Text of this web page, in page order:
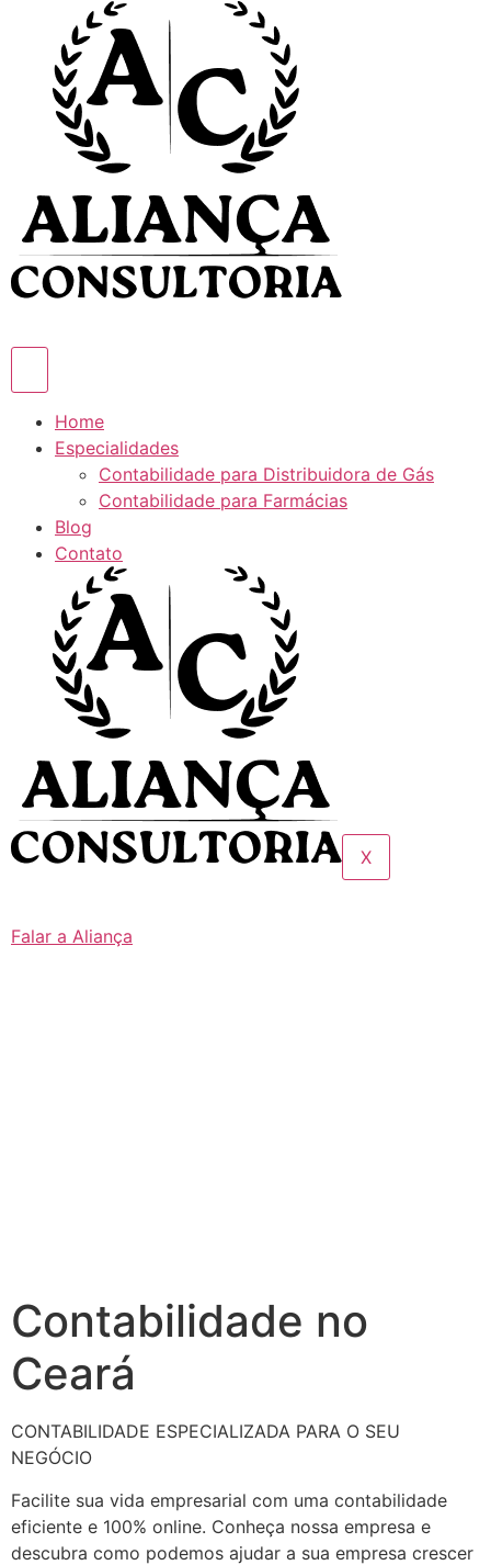
Home
Especialidades
Contabilidade para Distribuidora de Gás
Contabilidade para Farmácias
Blog
Contato
X
Falar a Aliança
Contabilidade no
Ceará
CONTABILIDADE ESPECIALIZADA PARA O SEU
NEGÓCIO
Facilite sua vida empresarial com uma contabilidade
eficiente e 100% online. Conheça nossa empresa e
descubra como podemos ajudar a sua empresa crescer